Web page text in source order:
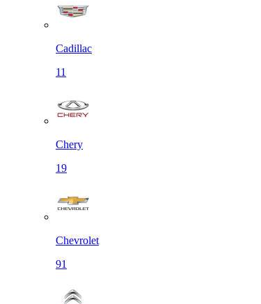
Cadillac
11
Chery
19
Chevrolet
91